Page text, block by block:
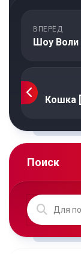
ВПЕРЁД
Шоу Воли
Кошка
Поиск